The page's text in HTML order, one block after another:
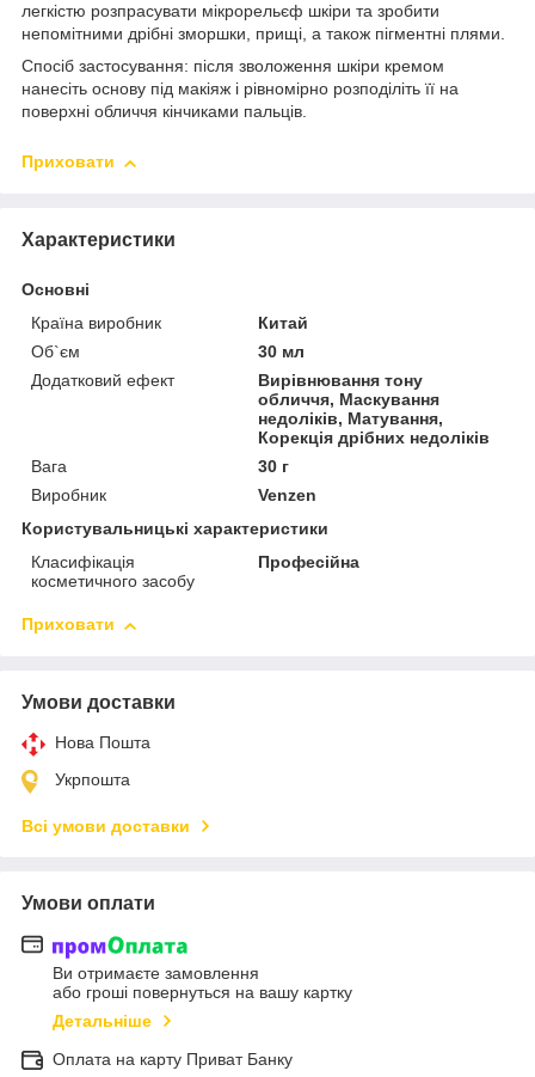
легкістю розпрасувати мікрорельєф шкіри та зробити
непомітними дрібні зморшки, прищі, а також пігментні плями.
Спосіб застосування: після зволоження шкіри кремом
нанесіть основу під макіяж і рівномірно розподіліть її на
поверхні обличчя кінчиками пальців.
Приховати
Характеристики
Основні
Країна виробник
Китай
Об`єм
30 мл
Додатковий ефект
Вирівнювання тону
обличчя, Маскування
недоліків, Матування,
Корекція дрібних недоліків
Вага
30 г
Виробник
Venzen
Користувальницькі характеристики
Класифікація
косметичного засобу
Професійна
Приховати
Умови доставки
Нова Пошта
Укрпошта
Всі умови доставки
Умови оплати
Ви отримаєте замовлення
або гроші повернуться на вашу картку
Детальніше
Оплата на карту Приват Банку